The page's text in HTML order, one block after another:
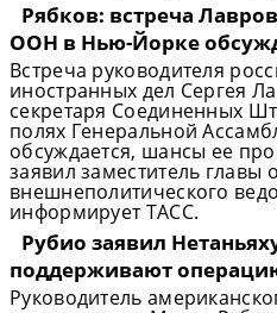
Рябков: встреча
ООН в Нью-Йорке
Встреча руководителя
иностранных дел Сергея
секретаря Соединенных
полях Генеральной
обсуждается, шансы ее
заявил заместитель главы
внешнеполитического
информирует ТАСС.
Рубио заявил
поддерживают
Руководитель